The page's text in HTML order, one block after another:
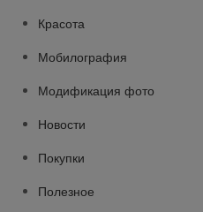
Красота
Мобилография
Модификация фото
Новости
Покупки
Полезное